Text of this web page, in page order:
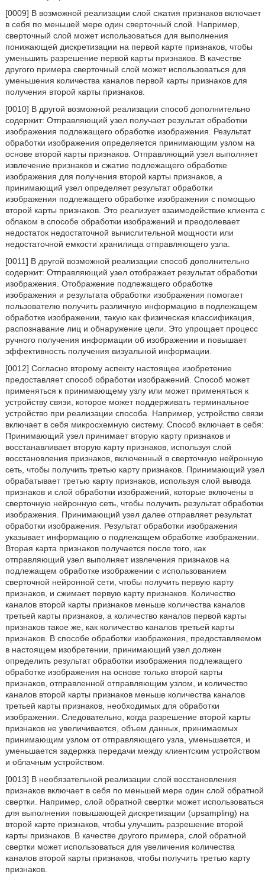
[0009] В возможной реализации слой сжатия признаков включает
в себя по меньшей мере один сверточный слой. Например,
сверточный слой может использоваться для выполнения
понижающей дискретизации на первой карте признаков, чтобы
уменьшить разрешение первой карты признаков. В качестве
другого примера сверточный слой может использоваться для
уменьшения количества каналов первой карты признаков для
получения второй карты признаков.
[0010] В другой возможной реализации способ дополнительно
содержит: Отправляющий узел получает результат обработки
изображения подлежащего обработке изображения. Результат
обработки изображения определяется принимающим узлом на
основе второй карты признаков. Отправляющий узел выполняет
извлечение признаков и сжатие подлежащего обработке
изображения для получения второй карты признаков, а
принимающий узел определяет результат обработки
изображения подлежащего обработке изображения с помощью
второй карты признаков. Это реализует взаимодействие клиента с
облаком в способе обработки изображений и преодолевает
недостаток недостаточной вычислительной мощности или
недостаточной емкости хранилища отправляющего узла.
[0011] В другой возможной реализации способ дополнительно
содержит: Отправляющий узел отображает результат обработки
изображения. Отображение подлежащего обработке
изображения и результата обработки изображения помогает
пользователю получить различную информацию в подлежащем
обработке изображении, такую как физическая классификация,
распознавание лиц и обнаружение цели. Это упрощает процесс
ручного получения информации об изображении и повышает
эффективность получения визуальной информации.
[0012] Согласно второму аспекту настоящее изобретение
предоставляет способ обработки изображений. Способ может
применяться к принимающему узлу или может применяться к
устройству связи, которое может поддерживать терминальное
устройство при реализации способа. Например, устройство связи
включает в себя микросхемную систему. Способ включает в себя:
Принимающий узел принимает вторую карту признаков и
восстанавливает вторую карту признаков, используя слой
восстановления признаков, включенный в сверточную нейронную
сеть, чтобы получить третью карту признаков. Принимающий узел
обрабатывает третью карту признаков, используя слой вывода
признаков и слой обработки изображений, которые включены в
сверточную нейронную сеть, чтобы получить результат обработки
изображения. Принимающий узел далее отправляет результат
обработки изображения. Результат обработки изображения
указывает информацию о подлежащем обработке изображении.
Вторая карта признаков получается после того, как
отправляющий узел выполняет извлечения признаков на
подлежащем обработке изображении с использованием
сверточной нейронной сети, чтобы получить первую карту
признаков, и сжимает первую карту признаков. Количество
каналов второй карты признаков меньше количества каналов
третьей карты признаков, а количество каналов первой карты
признаков такое же, как количество каналов третьей карты
признаков. В способе обработки изображения, предоставляемом
в настоящем изобретении, принимающий узел должен
определить результат обработки изображения подлежащего
обработке изображения на основе только второй карты
признаков, отправленной отправляющим узлом, и количество
каналов второй карты признаков меньше количества каналов
третьей карты признаков, необходимых для обработки
изображения. Следовательно, когда разрешение второй карты
признаков не увеличивается, объем данных, принимаемых
принимающим узлом от отправляющего узла, уменьшается, и
уменьшается задержка передачи между клиентским устройством
и облачным устройством.
[0013] В необязательной реализации слой восстановления
признаков включает в себя по меньшей мере один слой обратной
свертки. Например, слой обратной свертки может использоваться
для выполнения повышающей дискретизации (upsampling) на
второй карте признаков, чтобы улучшить разрешение второй
карты признаков. В качестве другого примера, слой обратной
свертки может использоваться для увеличения количества
каналов второй карты признаков, чтобы получить третью карту
признаков.